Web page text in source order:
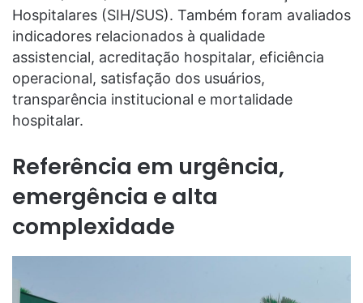
Hospitalares (SIH/SUS). Também foram avaliados
indicadores relacionados à qualidade
assistencial, acreditação hospitalar, eficiência
operacional, satisfação dos usuários,
transparência institucional e mortalidade
hospitalar.
Referência em urgência,
emergência e alta
complexidade